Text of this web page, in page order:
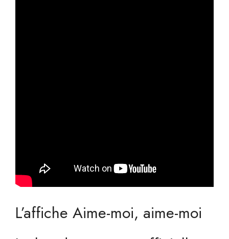
L’affiche Aime-moi, aime-moi